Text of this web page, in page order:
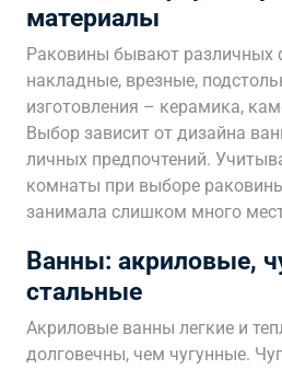
материалы
Раковины бывают различных
накладные, врезные,
изготовления – керамика,
Выбор зависит от дизайна
личных предпочтений.
комнаты при выборе
занимала слишком много
Ванны: акриловые,
стальные
Акриловые ванны легкие и
долговечны, чем чугунные.